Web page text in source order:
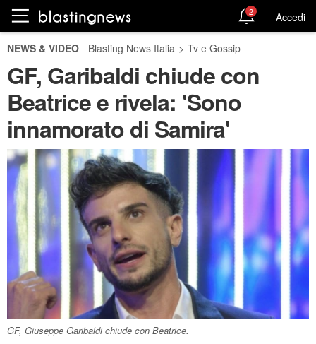
2 Accedi
NEWS & VIDEO Blasting News Italia > Tv e Gossip
GF, Garibaldi chiude con
Beatrice e rivela: 'Sono
innamorato di Samira'
GF, Giuseppe Garibaldi chiude con Beatrice.